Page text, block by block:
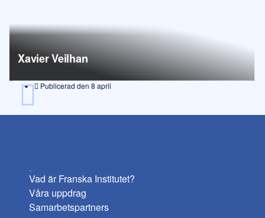
Xavier Veilhan
Publicerad den 8 april
Vad är Franska Institutet?
Våra uppdrag
Samarbetspartners